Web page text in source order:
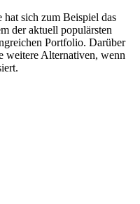
hat sich zum Beispiel das
der aktuell populärsten
Portfolio. Darüber
weitere Alternativen, wenn